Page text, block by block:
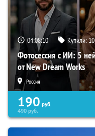
04:08:09 Купили:10
Фотосессия с ИИ: 5
от New Dream Works
Россия
190 руб.
490руб.